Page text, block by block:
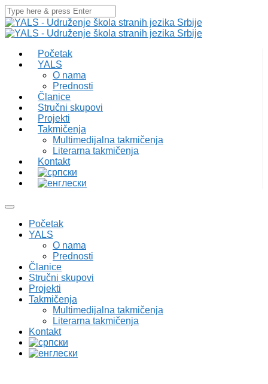
Početak
YALS
O nama
Prednosti
Članice
Stručni skupovi
Projekti
Takmičenja
Multimedijalna takmičenja
Literarna takmičenja
Kontakt
Početak
YALS
O nama
Prednosti
Članice
Stručni skupovi
Projekti
Takmičenja
Multimedijalna takmičenja
Literarna takmičenja
Kontakt